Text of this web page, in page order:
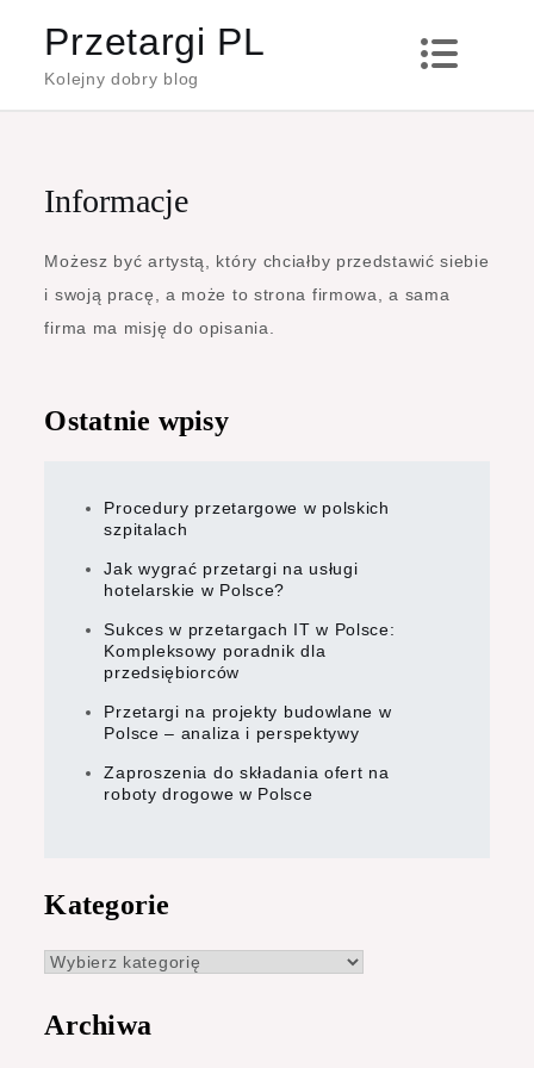
content
Przetargi PL
Kolejny dobry blog
Informacje
Możesz być artystą, który chciałby przedstawić siebie
i swoją pracę, a może to strona firmowa, a sama
firma ma misję do opisania.
Ostatnie wpisy
Procedury przetargowe w polskich
szpitalach
Jak wygrać przetargi na usługi
hotelarskie w Polsce?
Sukces w przetargach IT w Polsce:
Kompleksowy poradnik dla
przedsiębiorców
Przetargi na projekty budowlane w
Polsce – analiza i perspektywy
Zaproszenia do składania ofert na
roboty drogowe w Polsce
Kategorie
Kategorie
Archiwa